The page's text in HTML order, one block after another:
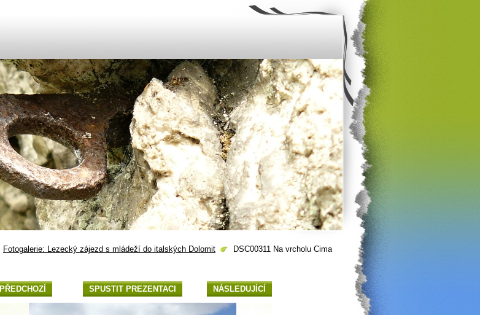
Fotogalerie: Lezecký zájezd s mládeží do italských Dolomit
DSC00311 Na vrcholu Cima
PŘEDCHOZÍ SPUSTIT PREZENTACI NÁSLEDUJÍCÍ